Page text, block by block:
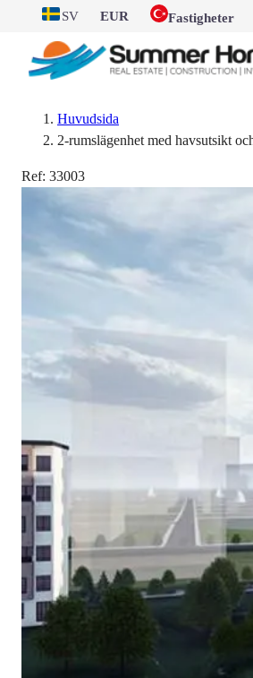
SV EUR Fastigheter
Huvudsida
2-rumslägenhet med havsutsikt
Ref: 33003